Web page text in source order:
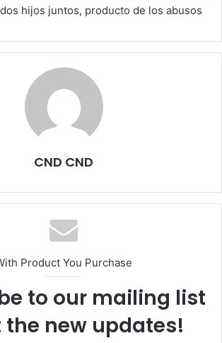
hijos juntos, producto de los abusos
CND CND
Product You Purchase
to our mailing list
the new updates!